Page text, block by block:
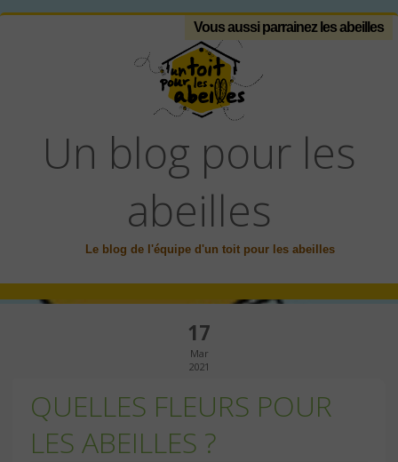
Vous aussi parrainez les abeilles
Un blog pour les
abeilles
Le blog de l'équipe d'un toit pour les abeilles
17
Mar
2021
QUELLES FLEURS POUR
LES ABEILLES ?